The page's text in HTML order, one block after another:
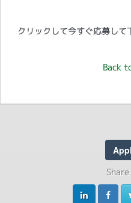
クリックして今すぐ応募して
Back